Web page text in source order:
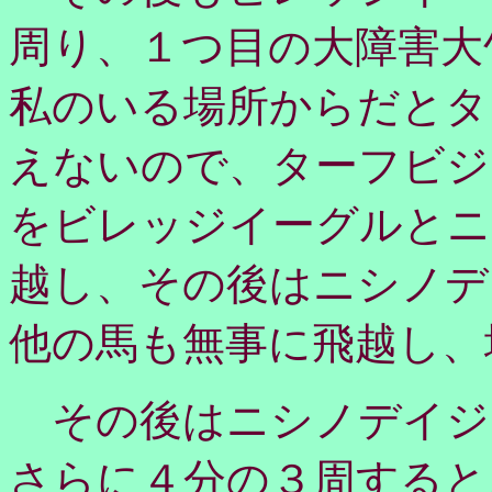
周り、１つ目の大障害
私のいる場所からだと
えないので、ターフビ
をビレッジイーグルと
越し、その後はニシノ
他の馬も無事に飛越し
その後はニシノデイ
さらに４分の３周する